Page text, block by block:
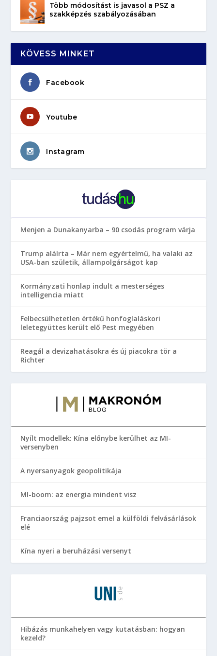
Több módosítást is javasol a PSZ a
szakképzés szabályozásában
KÖVESS MINKET
Facebook
Youtube
Instagram
Menjen a Dunakanyarba – 90 csodás program várja
Trump aláírta – Már nem egyértelmű, ha valaki az
USA-ban születik, állampolgárságot kap
Kormányzati honlap indult a mesterséges
intelligencia miatt
Felbecsülhetetlen értékű honfoglaláskori
leletegyüttes került elő Pest megyében
Reagál a devizahatásokra és új piacokra tör a
Richter
Nyílt modellek: Kína előnybe kerülhet az MI-
versenyben
A nyersanyagok geopolitikája
MI-boom: az energia mindent visz
Franciaország pajzsot emel a külföldi felvásárlások
elé
Kína nyeri a beruházási versenyt
Hibázás munkahelyen vagy kutatásban: hogyan
kezeld?